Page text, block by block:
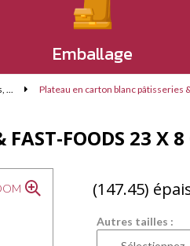
Emballage
Plateau en carton blanc pâtisseries
FOODS 23 X
(147.45)
Autres tailles :